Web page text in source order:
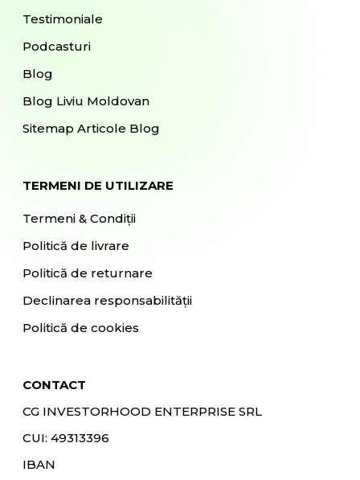
Testimoniale
Podcasturi
Blog
Blog Liviu Moldovan
Sitemap Articole Blog
TERMENI DE UTILIZARE
Termeni & Condiții
Politică de livrare
Politică de returnare
Declinarea responsabilității
Politică de cookies
CONTACT
CG INVESTORHOOD ENTERPRISE SRL
CUI: 49313396
IBAN